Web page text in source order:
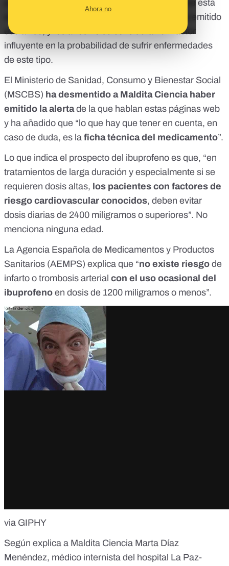
Ahora no
padecer problemas cardiovasculares a partir de esta
edad”. Pero no: el Ministerio de Sanidad no ha emitido
ese aviso, y los años no se consideran un factor
influyente en la probabilidad de sufrir enfermedades
de este tipo.
El Ministerio de Sanidad, Consumo y Bienestar Social
(MSCBS) ha desmentido a Maldita Ciencia haber
emitido la alertade la que hablan estas páginas web
y ha añadido que “lo que hay que tener en cuenta, en
caso de duda, es la ficha técnica del medicamento”.
Lo que indica el prospecto del ibuprofeno es que, “en
tratamientos de larga duración y especialmente si se
requieren dosis altas, los pacientes con factores de
riesgo cardiovascular conocidos, deben evitar
dosis diarias de 2400 miligramos o superiores”. No
menciona ninguna edad.
La Agencia Española de Medicamentos y Productos
Sanitarios (AEMPS) explica que “no existe riesgo de
infarto o trombosis arterial con el uso ocasional del
ibuprofeno en dosis de 1200 miligramos o menos”.
via GIPHY
Según explica a Maldita Ciencia Marta Díaz
Menéndez, médico internista del hospital La Paz-